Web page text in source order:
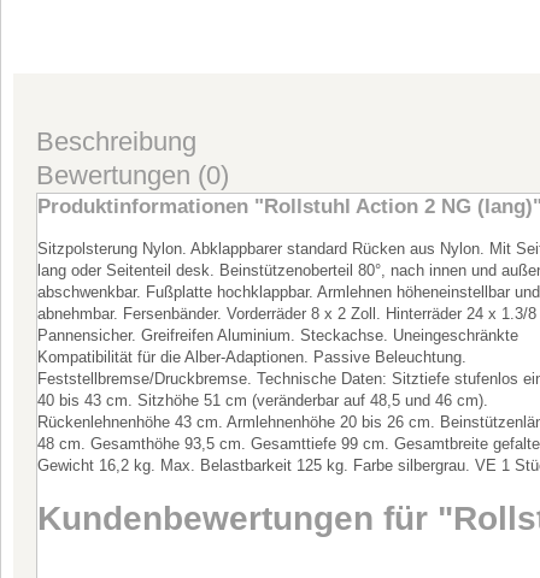
Beschreibung
Bewertungen (0)
Produktinformationen "Rollstuhl Action 2 NG
Sitzpolsterung Nylon. Abklappbarer standard Rücken aus Nylon. Mit
lang oder Seitenteil desk. Beinstützenoberteil 80°, nach innen und
abschwenkbar. Fußplatte hochklappbar. Armlehnen höheneinstellbar und
abnehmbar. Fersenbänder. Vorderräder 8 x 2 Zoll. Hinterräder 24 x 1.3/
Pannensicher. Greifreifen Aluminium. Steckachse. Uneingeschränkte
Kompatibilität für die Alber-Adaptionen. Passive Beleuchtung.
Feststellbremse/Druckbremse. Technische Daten: Sitztiefe stufenlos
40 bis 43 cm. Sitzhöhe 51 cm (veränderbar auf 48,5 und 46 cm).
Rückenlehnenhöhe 43 cm. Armlehnenhöhe 20 bis 26 cm.
48 cm. Gesamthöhe 93,5 cm. Gesamttiefe 99 cm. Gesamtbreite
Gewicht 16,2 kg. Max. Belastbarkeit 125 kg. Farbe silbergrau. VE 1
Kundenbewertungen für